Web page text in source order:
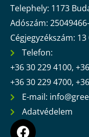
Telephely: 1173
Adószám:
Cégjegyzékszám:
Telefon:
+36 30 229 4100,
+36 30 229 4700,
E-mail:
Adatvédelem
F